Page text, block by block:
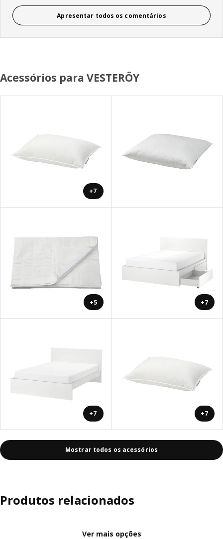
Apresentar todos os comentários
Acessórios para VESTERÖY
+7
+5 +7
+7 +7
Mostrar todos os acessórios
Produtos relacionados
Ver mais opções